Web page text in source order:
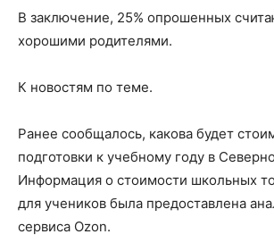
В заключение, 25% опрошенных
хорошими родителями.
К новостям по теме.
Ранее сообщалось, какова будет
подготовки к учебному году в
Информация о стоимости школьных
для учеников была предоставлена
сервиса Ozon.